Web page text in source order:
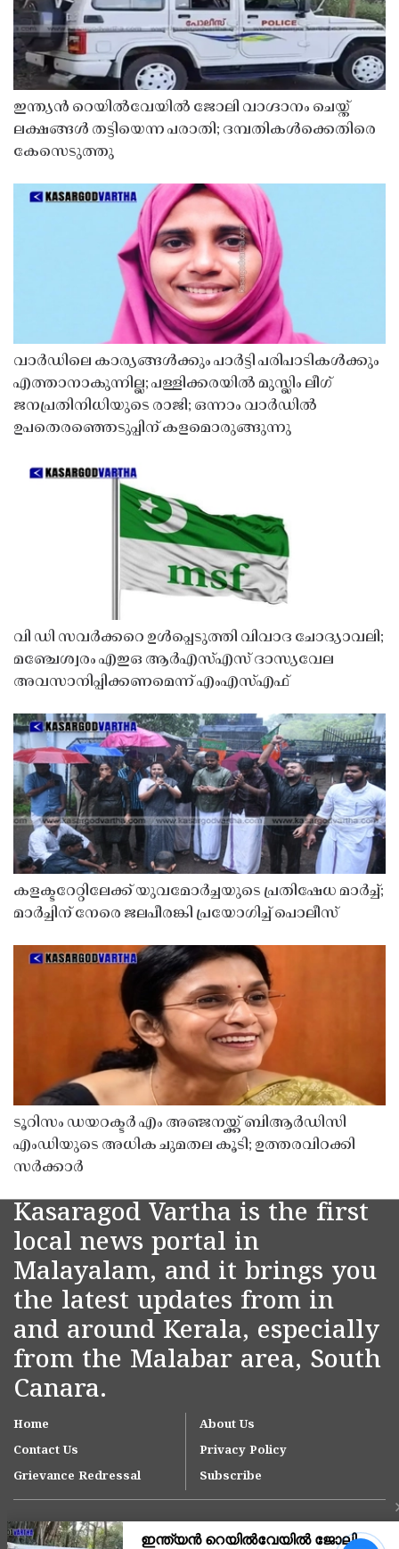
ഇന്ത്യൻ റെയിൽവേയിൽ ജോലി വാഗ്ദാനം ചെയ്ത്
ലക്ഷങ്ങൾ തട്ടിയെന്ന പരാതി; ദമ്പതികൾക്കെതിരെ
കേസെടുത്തു
വാർഡിലെ കാര്യങ്ങൾക്കും പാർട്ടി പരിപാടികൾക്കും
എത്താനാകുന്നില്ല; പള്ളിക്കരയിൽ മുസ്ലിം ലീഗ്
ജനപ്രതിനിധിയുടെ രാജി; ഒന്നാം വാർഡിൽ
ഉപതെരഞ്ഞെടുപ്പിന് കളമൊരുങ്ങുന്നു
വി ഡി സവർക്കറെ ഉൾപ്പെടുത്തി വിവാദ ചോദ്യാവലി;
മഞ്ചേശ്വരം എഇഒ ആർഎസ്എസ് ദാസ്യവേല
അവസാനിപ്പിക്കണമെന്ന് എംഎസ്എഫ്
കളക്ടറേറ്റിലേക്ക് യുവമോർച്ചയുടെ പ്രതിഷേധ മാർച്ച്;
മാർച്ചിന് നേരെ ജലപീരങ്കി പ്രയോഗിച്ച് പൊലീസ്
ടൂറിസം ഡയറക്ടർ എം അഞ്ജനയ്ക്ക് ബിആർഡിസി
എംഡിയുടെ അധിക ചുമതല കൂടി; ഉത്തരവിറക്കി
സർക്കാർ
Kasaragod Vartha is the first
local news portal in
Malayalam, and it brings you
the latest updates from in
and around Kerala, especially
from the Malabar area, South
Canara.
Home
About Us
Contact Us
Privacy Policy
Grievance Redressal
Subscribe